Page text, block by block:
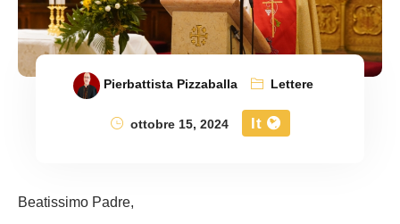
Pierbattista Pizzaballa
Lettere
ottobre 15, 2024
It
Beatissimo Padre,